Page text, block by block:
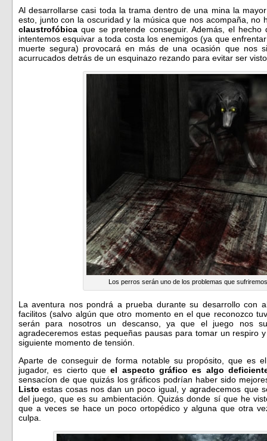
Al desarrollarse casi toda la trama dentro de una mina la
esto, junto con la oscuridad y la música que nos acompaña,
claustrofóbica que se pretende conseguir. Además, el
intentemos esquivar a toda costa los enemigos (ya que
muerte segura) provocará en más de una ocasión que nos
acurrucados detrás de un esquinazo rezando para evitar ser
Los perros serán uno de los problemas que
La aventura nos pondrá a prueba durante su desarrollo con
facilitos (salvo algún que otro momento en el que reconozco
serán para nosotros un descanso, ya que el juego nos
agradeceremos estas pequeñas pausas para tomar un respiro
siguiente momento de tensión.
Aparte de conseguir de forma notable su propósito, que es
jugador, es cierto queel aspecto gráfico es algo
sensacíon de que quizás los gráficos podrían haber sido
Listo estas cosas nos dan un poco igual, y agradecemos que
del juego, que es su ambientación. Quizás donde sí que he
que a veces se hace un poco ortopédico y alguna que otra
culpa.